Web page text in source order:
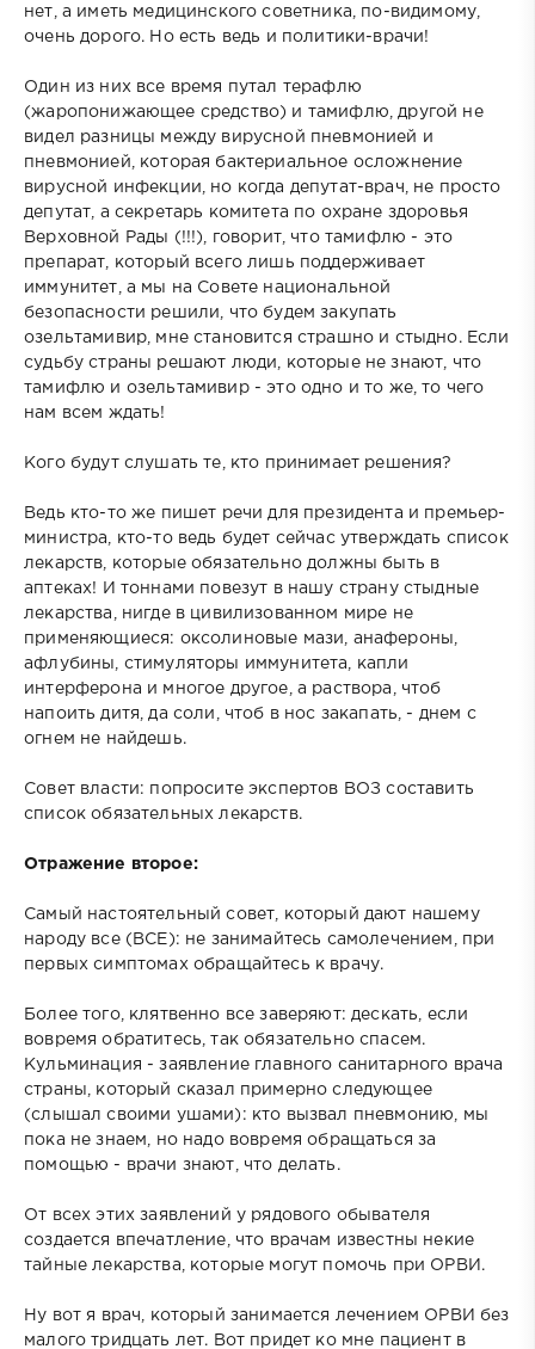
нет, а иметь медицинского советника, по-видимому,
очень дорого. Но есть ведь и политики-врачи!
Один из них все время путал терафлю
(жаропонижающее средство) и тамифлю, другой не
видел разницы между вирусной пневмонией и
пневмонией, которая бактериальное осложнение
вирусной инфекции, но когда депутат-врач, не просто
депутат, а секретарь комитета по охране здоровья
Верховной Рады (!!!), говорит, что тамифлю - это
препарат, который всего лишь поддерживает
иммунитет, а мы на Совете национальной
безопасности решили, что будем закупать
озельтамивир, мне становится страшно и стыдно. Если
судьбу страны решают люди, которые не знают, что
тамифлю и озельтамивир - это одно и то же, то чего
нам всем ждать!
Кого будут слушать те, кто принимает решения?
Ведь кто-то же пишет речи для президента и премьер-
министра, кто-то ведь будет сейчас утверждать список
лекарств, которые обязательно должны быть в
аптеках! И тоннами повезут в нашу страну стыдные
лекарства, нигде в цивилизованном мире не
применяющиеся: оксолиновые мази, анафероны,
афлубины, стимуляторы иммунитета, капли
интерферона и многое другое, а раствора, чтоб
напоить дитя, да соли, чтоб в нос закапать, - днем с
огнем не найдешь.
Совет власти: попросите экспертов ВОЗ составить
список обязательных лекарств.
Отражение второе:
Самый настоятельный совет, который дают нашему
народу все (ВСЕ): не занимайтесь самолечением, при
первых симптомах обращайтесь к врачу.
Более того, клятвенно все заверяют: дескать, если
вовремя обратитесь, так обязательно спасем.
Кульминация - заявление главного санитарного врача
страны, который сказал примерно следующее
(слышал своими ушами): кто вызвал пневмонию, мы
пока не знаем, но надо вовремя обращаться за
помощью - врачи знают, что делать.
От всех этих заявлений у рядового обывателя
создается впечатление, что врачам известны некие
тайные лекарства, которые могут помочь при ОРВИ.
Ну вот я врач, который занимается лечением ОРВИ без
малого тридцать лет. Вот придет ко мне пациент в